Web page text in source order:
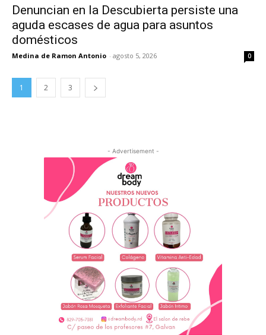
Denuncian en la Descubierta persiste una
aguda escases de agua para asuntos
domésticos
Medina de Ramon Antonio - agosto 5, 2026 0
1 2 3
- Advertisement -